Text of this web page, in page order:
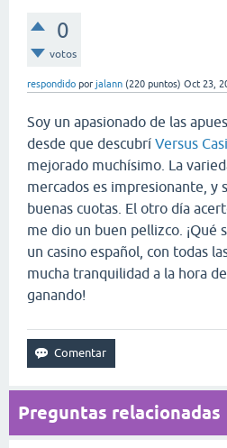
0
votos
respondido por jalann (220 puntos) Oct 23,
Soy un apasionado de las
desde que descubrí Versus
mejorado muchísimo. La
mercados es impresionante, y
buenas cuotas. El otro día
me dio un buen pellizco. ¡Qué
un casino español, con todas
mucha tranquilidad a la hora
ganando!
Preguntas relacionadas